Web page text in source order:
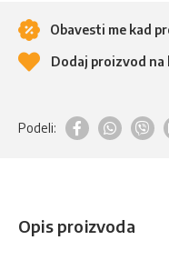
Obavesti me kad
Dodaj proizvod na
Podeli:
Opis proizvoda